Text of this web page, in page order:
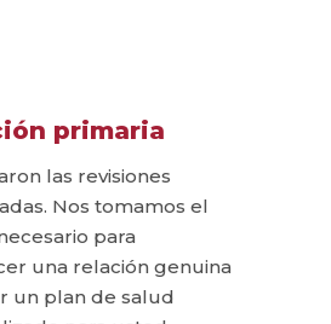
primaria
las revisiones
Nos tomamos el
para
una relación genuina
un plan de salud